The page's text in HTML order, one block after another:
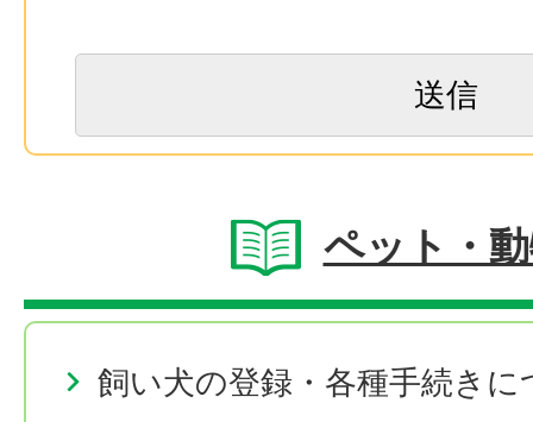
ペット・
飼い犬の登録・各種手続きに